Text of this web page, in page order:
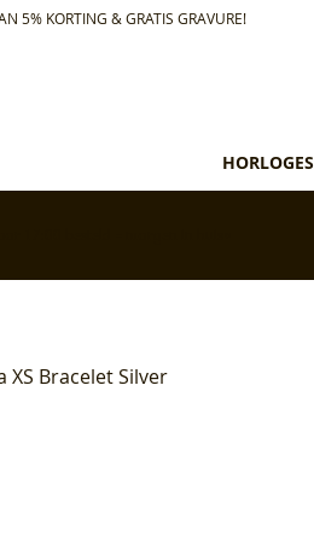
5% KORTING & GRATIS GRAVURE!
HORLOGES
XS Bracelet Silver